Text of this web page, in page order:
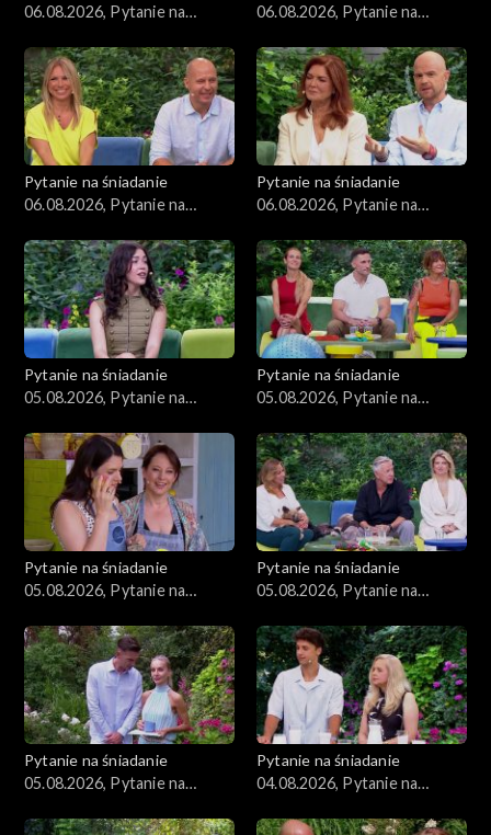
06.08.2026, Pytanie na
06.08.2026, Pytanie na
Pytanie na śniadanie
06.08.2026, Pytanie na
Pytanie na śniadanie
06.08.2026, Pytanie na
Pytanie na śniadanie
05.08.2026, Pytanie na
Pytanie na śniadanie
05.08.2026, Pytanie na
Pytanie na śniadanie
05.08.2026, Pytanie na
Pytanie na śniadanie
05.08.2026, Pytanie na
Pytanie na śniadanie
05.08.2026, Pytanie na
Pytanie na śniadanie
04.08.2026, Pytanie na